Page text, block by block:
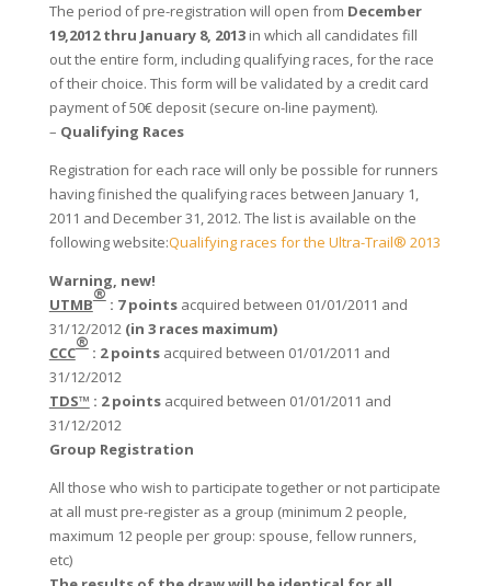
The period of pre-registration will open from December
19,2012 thru January 8, 2013in which all candidates fill
out the entire form, including qualifying races, for the race
of their choice. This form will be validated by a credit card
payment of 50€ deposit (secure on-line payment).
– Qualifying Races
Registration for each race will only be possible for runners
having finished the qualifying races between January 1,
2011 and December 31, 2012. The list is available on the
following website:Qualifying races for the Ultra-Trail® 2013
Warning, new!
UTMB
®
: 7 points acquired between 01/01/2011 and
31/12/2012(in 3 races maximum)
CCC
®
: 2 points acquired between 01/01/2011 and
31/12/2012
TDS™ : 2 points acquired between 01/01/2011 and
31/12/2012
Group Registration
All those who wish to participate together or not participate
at all must pre-register as a group (minimum 2 people,
maximum 12 people per group: spouse, fellow runners,
etc)